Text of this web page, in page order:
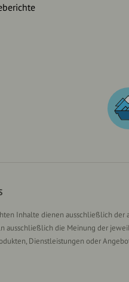
Inhalte dienen ausschließlich
ausschließlich die Meinung der
Dienstleistungen oder